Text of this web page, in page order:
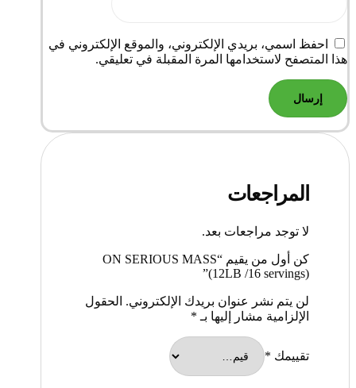
احفظ اسمي، بريدي الإلكتروني، والموقع الإلكتروني في
هذا المتصفح لاستخدامها المرة المقبلة في تعليقي.
المراجعات
لا توجد مراجعات بعد.
كن أول من يقيم “ON SERIOUS MASS
(12LB /16 servings)”
لن يتم نشر عنوان بريدك الإلكتروني. الحقول
الإلزامية مشار إليها بـ *
تقييمك *